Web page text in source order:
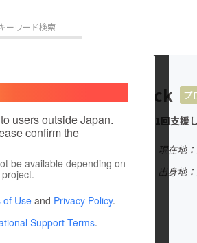
のプロジェクト 注目のリターン
アート・写真
テクノロジー・ガジェット
映像・映画
users outside Japan.
confirm the
be available depending on
of Use and Privacy Policy.
Support Terms.
greatluck
プ
これまでに1回支援
現在地
出身国：日本
出身地